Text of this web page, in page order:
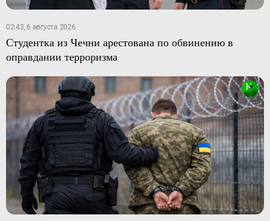
02:43, 6 августа 2026
Студентка из Чечни арестована по обвинению в
оправдании терроризма